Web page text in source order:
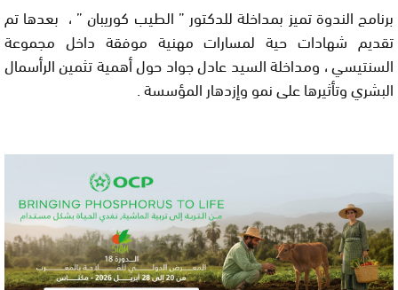
برنامج الندوة تميز بمداخلة للدكتور ” الطيب كوريبان ” ، بعدها تم
تقديم شهادات حية لمسارات مهنية موفقة داخل مجموعة
السنتيسي ، ومداخلة السيد عادل جواد حول أهمية تثمين الرأسمال
البشري وتأثيرها على نمو وإزدهار المؤسسة .